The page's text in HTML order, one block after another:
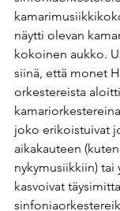
näytti olevan
kokoinen aukko.
siinä, että monet
orkestereista
joko erikoistuivat
aikakauteen
nykymusiikkiin) tai
kasvoivat